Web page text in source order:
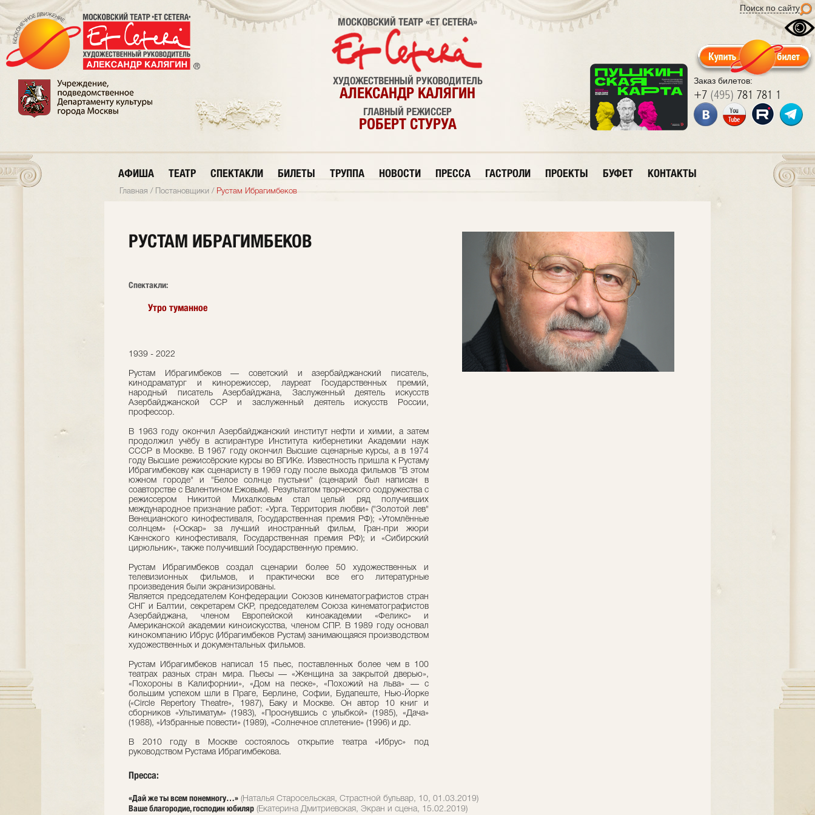
Поиск по сайту
Заказ билетов:
+7 (495) 781 781 1
МОСКОВСКИЙ ТЕАТР «ET CETERA»
ХУДОЖЕСТВЕННЫЙ РУКОВОДИТЕЛЬ
АЛЕКСАНДР КАЛЯГИН
ГЛАВНЫЙ РЕЖИССЕР
РОБЕРТ СТУРУА
АФИША ТЕАТР СПЕКТАКЛИ БИЛЕТЫ ТРУППА НОВОСТИ ПРЕССА ГАСТРОЛИ ПРОЕКТЫ БУФЕТ КОНТАКТЫ
Главная / Постановщики / Рустам Ибрагимбеков
РУСТАМ ИБРАГИМБЕКОВ
Cпектакли:
Утро туманное
1939 - 2022
Рустам Ибрагимбеков — советский и азербайджанский писатель,
кинодраматург и кинорежиссер, лауреат Государственных премий,
народный писатель Азербайджана, Заслуженный деятель искусств
Азербайджанской ССР и заслуженный деятель искусств России,
профессор.
В 1963 году окончил Азербайджанский институт нефти и химии, а затем
продолжил учёбу в аспирантуре Института кибернетики Академии наук
СССР в Москве. В 1967 году окончил Высшие сценарные курсы, а в 1974
году Высшие режиссёрские курсы во ВГИКе. Известность пришла к Рустаму
Ибрагимбекову как сценаристу в 1969 году после выхода фильмов "В этом
южном городе" и "Белое солнце пустыни" (сценарий был написан в
соавторстве с Валентином Ежовым). Результатом творческого содружества с
режиссером Никитой Михалковым стал целый ряд получивших
международное признание работ: «Урга. Территория любви» ("Золотой лев"
Венецианского кинофестиваля, Государственная премия РФ); «Утомлённые
солнцем» («Оскар» за лучший иностранный фильм, Гран-при жюри
Каннского кинофестиваля, Государственная премия РФ); и «Сибирский
цирюльник», также получивший Государственную премию.
Рустам Ибрагимбеков создал сценарии более 50 художественных и
телевизионных фильмов, и практически все его литературные
произведения были экранизированы.
Является председателем Конфедерации Союзов кинематографистов стран
СНГ и Балтии, секретарем СКР, председателем Союза кинематографистов
Азербайджана, членом Европейской киноакадемии «Феликс» и
Американской академии киноискусства, членом СПР. В 1989 году основал
кинокомпанию Ибрус (Ибрагимбеков Рустам) занимающаяся производством
художественных и документальных фильмов.
Рустам Ибрагимбеков написал 15 пьес, поставленных более чем в 100
театрах разных стран мира. Пьесы — «Женщина за закрытой дверью»,
«Похороны в Калифорнии», «Дом на песке», «Похожий на льва» — с
большим успехом шли в Праге, Берлине, Софии, Будапеште, Нью-Йорке
(«Circle Repertory Theatre», 1987), Баку и Москве. Он автор 10 книг и
сборников «Ультиматум» (1983), «Проснувшись с улыбкой» (1985), «Дача»
(1988), «Избранные повести» (1989), «Солнечное сплетение» (1996) и др.
В 2010 году в Москве состоялось открытие театра «Ибрус» под
руководством Рустама Ибрагимбекова.
Пресса:
«Дай же ты всем понемногу…» (Наталья Старосельская, Страстной бульвар, 10, 01.03.2019)
Ваше благородие, господин юбиляр (Екатерина Дмитриевская, Экран и сцена, 15.02.2019)